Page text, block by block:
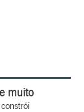
muito